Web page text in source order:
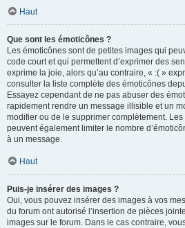
Haut
Que sont les émoticônes ?
Les émoticônes sont de petites images qui
code court et qui permettent d’exprimer des
exprime la joie, alors qu’au contraire, « :( »
consulter la liste complète des émoticônes
Essayez cependant de ne pas abuser des
rapidement rendre un message illisible et un
modifier ou de le supprimer complètement.
peuvent également limiter le nombre
à un message.
Haut
Puis-je insérer des images ?
Oui, vous pouvez insérer des images à vos
du forum ont autorisé l’insertion de pièces
images sur le forum. Dans le cas contraire,